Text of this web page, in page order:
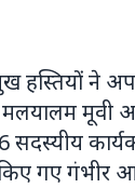
जिसका
हस्तियों ने
मूवी
सदस्यीय
किए गए गंभीर